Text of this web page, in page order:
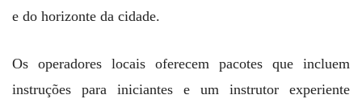
e do horizonte da cidade.
Os operadores locais oferecem pacotes que incluem
instruções para iniciantes e um instrutor experiente